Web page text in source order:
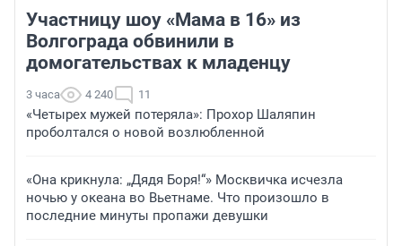
Участницу шоу «Мама в 16» из
Волгограда обвинили в
домогательствах к младенцу
3 часа 4 240 11
«Четырех мужей потеряла»: Прохор Шаляпин
проболтался о новой возлюбленной
«Она крикнула: „Дядя Боря!“» Москвичка исчезла
ночью у океана во Вьетнаме. Что произошло в
последние минуты пропажи девушки